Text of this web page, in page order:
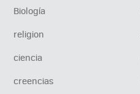
Biología
religion
ciencia
creencias